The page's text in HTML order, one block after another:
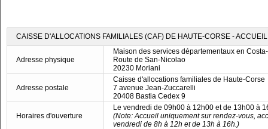
CAISSE D'ALLOCATIONS FAMILIALES (CAF) DE HAUTE-CORSE -
Adresse physique
Maison des services départementaux en
Route de San-Nicolao
20230 Moriani
Adresse postale
Caisse d'allocations familiales de Haute-Corse
7 avenue Jean-Zuccarelli
20408 Bastia Cedex 9
Horaires d'ouverture
Le vendredi de 09h00 à 12h00 et de 13h00 à
(Note: Accueil uniquement sur rendez-vous,
vendredi de 8h à 12h et de 13h à 16h.)